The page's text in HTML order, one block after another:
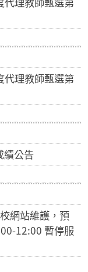
代理教師甄選第
績公告
網站維護，預
12:00 暫停服